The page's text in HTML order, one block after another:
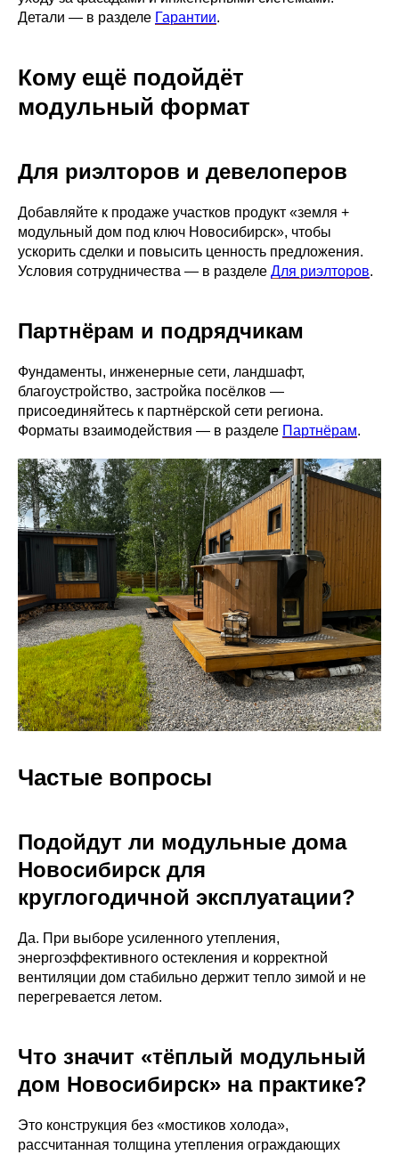
Детали — в разделе Гарантии.
Кому ещё подойдёт
модульный формат
Для риэлторов и девелоперов
Добавляйте к продаже участков продукт «земля +
модульный дом под ключ Новосибирск», чтобы
ускорить сделки и повысить ценность предложения.
Условия сотрудничества — в разделе Для риэлторов.
Партнёрам и подрядчикам
Фундаменты, инженерные сети, ландшафт,
благоустройство, застройка посёлков —
присоединяйтесь к партнёрской сети региона.
Форматы взаимодействия — в разделе Партнёрам.
Частые вопросы
Подойдут ли модульные дома
Новосибирск для
круглогодичной эксплуатации?
Да. При выборе усиленного утепления,
энергоэффективного остекления и корректной
вентиляции дом стабильно держит тепло зимой и не
перегревается летом.
Что значит «тёплый модульный
дом Новосибирск» на практике?
Это конструкция без «мостиков холода»,
рассчитанная толщина утепления ограждающих